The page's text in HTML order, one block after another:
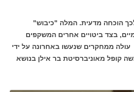
הוכחה מדעית. המלה "כיבוש"
בצד ביטויים אחרים המשקפים
ממחקרים שנעשו באחרונה על ידי
קופל מאוניברסיטת בר אילן בנושא